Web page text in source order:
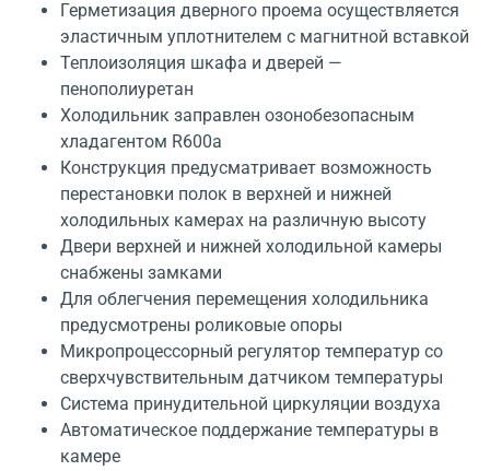
Герметизация дверного проема осуществляется
эластичным уплотнителем с магнитной вставкой
Теплоизоляция шкафа и дверей —
пенополиуретан
Холодильник заправлен озонобезопасным
хладагентом R600а
Конструкция предусматривает возможность
перестановки полок в верхней и нижней
холодильных камерах на различную высоту
Двери верхней и нижней холодильной камеры
снабжены замками
Для облегчения перемещения холодильника
предусмотрены роликовые опоры
Микропроцессорный регулятор температур со
сверхчувствительным датчиком температуры
Система принудительной циркуляции воздуха
Автоматическое поддержание температуры в
камере